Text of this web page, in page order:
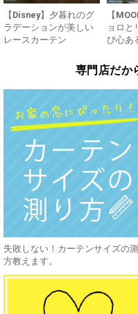
【Disney】夕暮れのグ
ラデーションが美しい
レースカーテン
【
ョロと
び心あ
専門店だか
失敗しない！カーテンサイズの
方教えます。